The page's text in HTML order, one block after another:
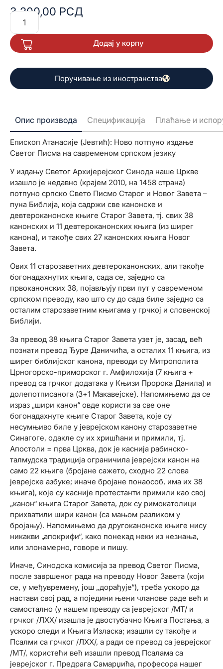
четири Књиге Макавејске, и то је издато као Књиге
Макавејске, издавач Јасен, стим да је то издање
распродато.
3.200,00 РСД
Додај у корпу
Поручивање из иностранства
Опис производа Спецификација Плаћање и
Епископ Атанасије (Јевтић): Ново потпуно издање
Светог Писма на савременом српском језику
У издању Светог Архијерејског Синода наше Цркве
изашло је недавно (крајем 2010, на 1458 страна)
потпуно српско Свето Писмо Старог и Новог Завета –
пуна Библија, која садржи све канонске и
девтероканонске књиге Старог Завета, тј. свих 38
канонских и 11 девтероканонских књига (из ширег
канона), и такође свих 27 канонских књига Новог
Завета.
Ових 11 старозаветних девтероканонских, али такође
богонадахнутих књига, сада се, заједно са
првоканонских 38, појављују први пут у савременом
српском преводу, као што су до сада биле заједно са
осталим старозаветним књигама у грчкој и словенској
Библији.
За превод 38 књига Старог Завета узет је, засад, већ
познати превод Ђуре Даничића, а осталих 11 књига, из
ширег библијског канона, преводи су Митрополита
Црногорско-приморског г. Амфилохија (7 књига +
превод са грчког додатака у Књизи Пророка Данила) и
долепотписанога (3+1 Макавејске). Напомињемо да се
израз „шири канон“ овде користи за све оне
богонадахнуте књиге Старог Завета, које су
несумњиво биле у јеврејском канону старозаветне
Синагоге, одакле су их хришћани и примили, тј.
Апостоли = прва Црква, док је каснија рабинско-
талмудска традиција ограничила јеврејски канон на
само 22 књиге (бројане сажето, сходно 22 слова
јеврејске азбуке; иначе бројане понаособ, има их 38
књига), које су касније протестанти примили као свој
„канон“ књига Старог Завета, док су римокатолици
прихватили шири канон (са мањом разликом у
бројању). Напомињемо да другоканонске књиге нису
никакви „апокрифи“, како понекад неки из незнања,
или злонамерно, говоре и пишу.
Иначе, Синодска комисија за превод Светог Писма,
после завршеног рада на преводу Новог Завета (који
се, у међувремену, још „дорађује“), треба ускоро да
настави свој рад, а поједини њени чланове раде већ и
самостално (у нашем преводу са јеврејског /МТ/ и
грчког /ЛXX/ изашла је двостубачно Књига Постања, а
ускоро следи и Књига Изласка; изашли су такође и
Псалми са грчког /ЛXX/, а ради се превод са јеврејског
/МТ/, користећи већ изашли превод Псалама са
јеврејског г. Предрага Самарџића, професора нашег